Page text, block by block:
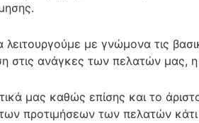
με γνώμονα τις
στις ανάγκες των πελατών μας, η
μας καθώς επίσης και το
προτιμήσεων των πελατών